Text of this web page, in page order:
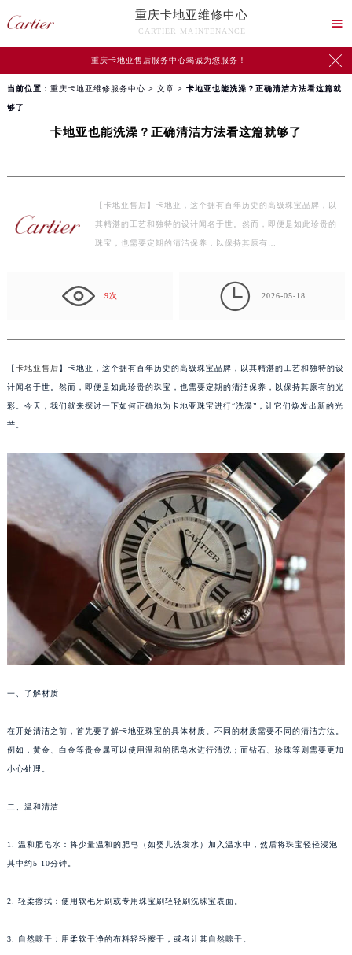
重庆卡地亚维修中心
CARTIER MAINTENANCE

重庆卡地亚售后服务中心竭诚为您服务！ 
当前位置： 重庆卡地亚维修服务中心 > 文章 > 卡地亚也能洗澡？正确清洁方法看这篇就
够了
卡地亚也能洗澡？正确清洁方法看这篇就够了
【卡地亚售后】卡地亚，这个拥有百年历史的高级珠宝品牌，以
其精湛的工艺和独特的设计闻名于世。然而，即便是如此珍贵的
珠宝，也需要定期的清洁保养，以保持其原有…
9次  2026-05-18
【卡地亚售后】卡地亚，这个拥有百年历史的高级珠宝品牌，以其精湛的工艺和独特的设
计闻名于世。然而，即便是如此珍贵的珠宝，也需要定期的清洁保养，以保持其原有的光
彩。今天，我们就来探讨一下如何正确地为卡地亚珠宝进行“洗澡”，让它们焕发出新的光
芒。
一、了解材质
在开始清洁之前，首先要了解卡地亚珠宝的具体材质。不同的材质需要不同的清洁方法。
例如，黄金、白金等贵金属可以使用温和的肥皂水进行清洗；而钻石、珍珠等则需要更加
小心处理。
二、温和清洁
1. 温和肥皂水：将少量温和的肥皂（如婴儿洗发水）加入温水中，然后将珠宝轻轻浸泡
其中约5-10分钟。
2. 轻柔擦拭：使用软毛牙刷或专用珠宝刷轻轻刷洗珠宝表面。
3. 自然晾干：用柔软干净的布料轻轻擦干，或者让其自然晾干。